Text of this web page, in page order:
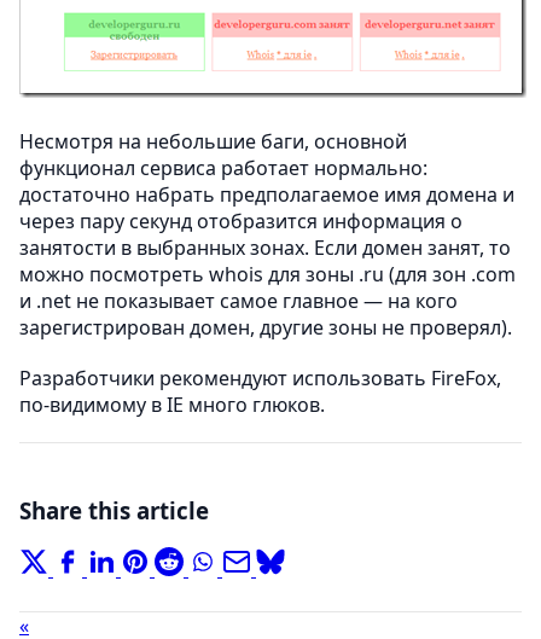
Несмотря на небольшие баги, основной
функционал сервиса работает нормально:
достаточно набрать предполагаемое имя домена и
через пару секунд отобразится информация о
занятости в выбранных зонах. Если домен занят, то
можно посмотреть whois для зоны .ru (для зон .com
и .net не показывает самое главное — на кого
зарегистрирован домен, другие зоны не проверял).
Разработчики рекомендуют использовать FireFox,
по-видимому в IE много глюков.
Share this article
«